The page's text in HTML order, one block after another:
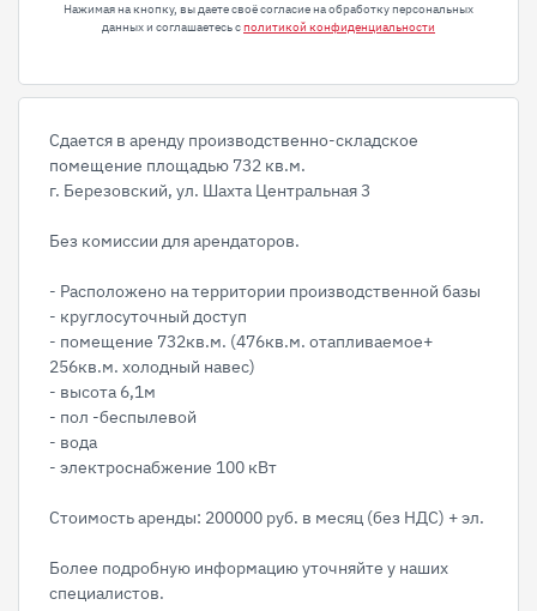
Нажимая на кнопку, вы даете своё согласие на обработку персональных
данных и соглашаетесь сполитикой конфиденциальности
Сдается в аренду производственно-складское
помещение площадью 732 кв.м.
г. Березовский, ул. Шахта Центральная 3
Без комиссии для арендаторов.
- Расположено на территории производственной базы
- круглосуточный доступ
- помещение 732кв.м. (476кв.м. отапливаемое+
256кв.м. холодный навес)
- высота 6,1м
- пол -беспылевой
- вода
- электроснабжение 100 кВт
Стоимость аренды: 200000 руб. в месяц (без НДС) + эл.
Более подробную информацию уточняйте у наших
специалистов.